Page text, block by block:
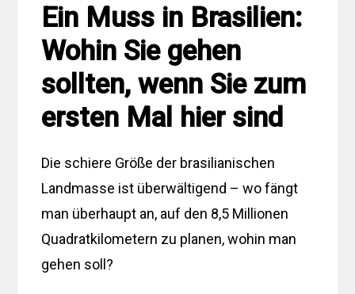
Ein Muss in Brasilien:
Wohin Sie gehen
sollten, wenn Sie zum
ersten Mal hier sind
Die schiere Größe der brasilianischen
Landmasse ist überwältigend – wo fängt
man überhaupt an, auf den 8,5 Millionen
Quadratkilometern zu planen, wohin man
gehen soll?